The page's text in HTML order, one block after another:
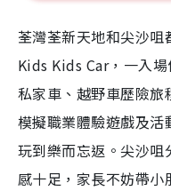
荃灣荃新天地和尖沙
Kids Kids Car，一入
私家車、越野車歷險
模擬職業體驗遊戲及
玩到樂而忘返。尖沙咀
感十足，家長不妨帶小